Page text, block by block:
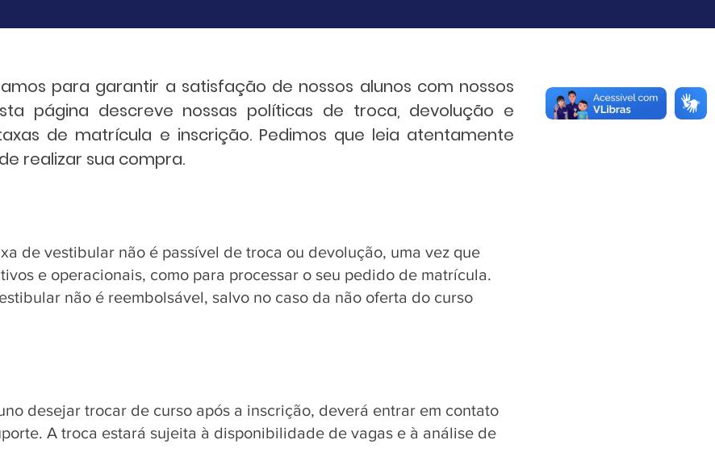
para garantir a satisfação de nossos alunos com nossos
página descreve nossas políticas de troca, devolução e
de matrícula e inscrição. Pedimos que leia atentamente
realizar sua compra.
de vestibular não é passível de troca ou devolução, uma vez que
e operacionais, como para processar o seu pedido de matrícula.
não é reembolsável, salvo no caso da não oferta do curso
desejar trocar de curso após a inscrição, deverá entrar em contato
A troca estará sujeita à disponibilidade de vagas e à análise de